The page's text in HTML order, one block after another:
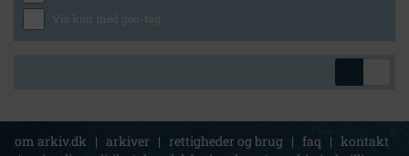
Vis kun med geo-tag
om arkiv.dk | arkiver | rettigheder og brug | faq | kontakt